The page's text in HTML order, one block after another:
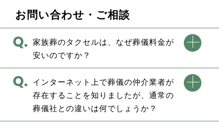
お問い合わせ・ご相談
家族葬のタクセルは、なぜ葬儀料金が
安いのですか？
インターネット上で葬儀の仲介業者が
存在することを知りましたが、通常の
葬儀社との違いは何でしょうか？